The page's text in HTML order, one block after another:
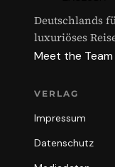
Deutschlands
luxuriöses
Meet the
VERLAG
Impressum
Datenschutz